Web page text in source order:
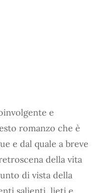
e
romanzo che è
e dal quale a breve
della vita
di vista della